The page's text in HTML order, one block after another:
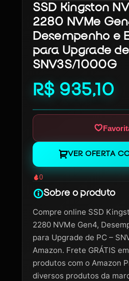
SSD Kingston
2280 NVMe
Desempenho e
para Upgrade
SNV3S/1000G
R$ 935,10
VER OFERTA
0
Sobre o produto
Compre online SSD
2280 NVMe Gen4,
para Upgrade de PC –
Amazon. Frete GRÁTIS
produtos com o Amazon
diversos produtos da